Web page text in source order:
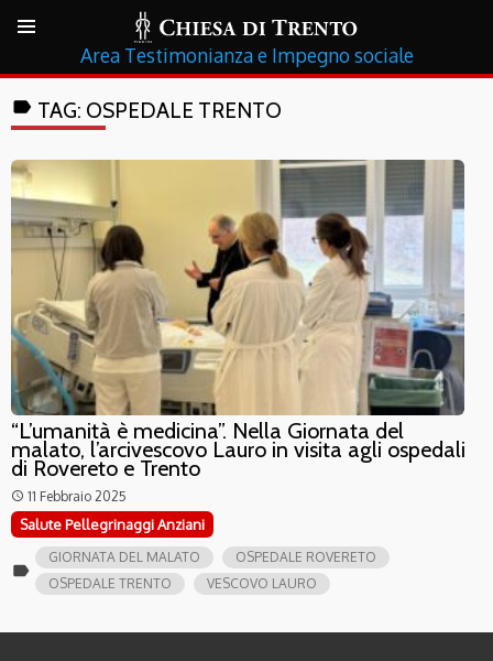
Testimonianza e Impegno sociale
label TAG: OSPEDALE TRENTO
“L’umanità è medicina”. Nella Giornata del
malato, l’arcivescovo Lauro in visita agli ospedali
di Rovereto e Trento
access_time 11 Febbraio 2025
Salute Pellegrinaggi Anziani
label
GIORNATA DEL MALATO
OSPEDALE ROVERETO
OSPEDALE TRENTO
VESCOVO LAURO